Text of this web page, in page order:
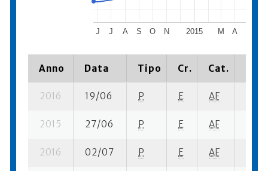
2015
J J A S O N M A
Anno Data Tipo Cr. Cat.
2016 19/06 P E AF
2015 27/06 P E AF
2016 02/07 P E AF